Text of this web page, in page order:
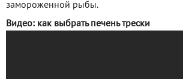
замороженной рыбы.
Видео: как выбрать печень трески